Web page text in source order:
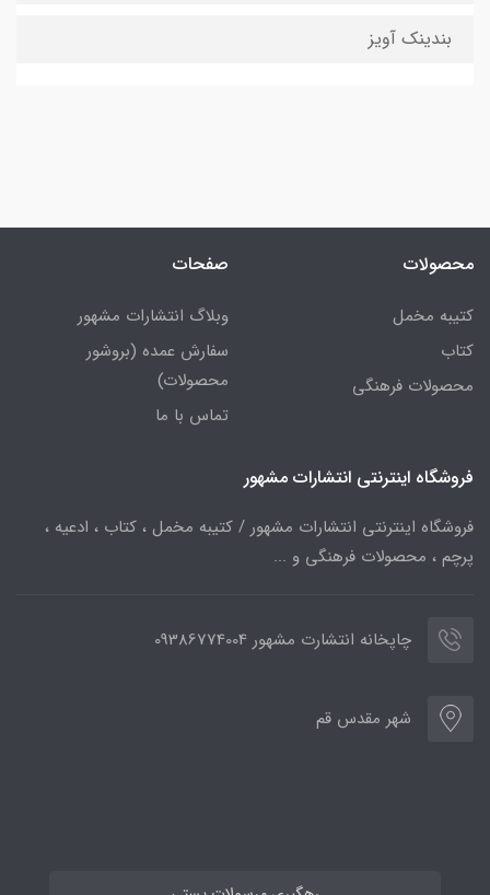
بندینک آویز
محصولات
کتیبه مخمل
کتاب
محصولات فرهنگی
صفحات
وبلاگ انتشارات مشهور
سفارش عمده (بروشور
محصولات)
تماس با ما
فروشگاه اینترنتی انتشارات مشهور
فروشگاه اینترنتی انتشارات مشهور / کتیبه مخمل ، کتاب ، ادعیه ،
پرچم ، محصولات فرهنگی و ...
چاپخانه انتشارت مشهور 09386774004
شهر مقدس قم